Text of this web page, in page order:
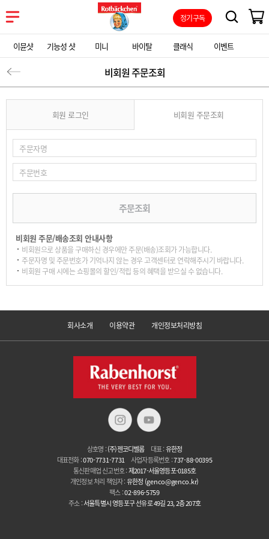
정기구독
이뮨샷 기능성 샷 미니 바이탈 클래식 이벤트
비회원 주문조회
회원 로그인 비회원 주문조회
비회원 주문/배송조회 안내사항
비회원으로 상품을 구매하신 경우에만 주문(배송)조회가 가능합니다.
주문자명 및 주문번호가 기억나지 않는 경우 고객센터로 연락해주시기 바랍니다.
비회원 구매 시에는 쇼핑몰의 할인/적립 등의 혜택을 받으실 수 없습니다.
회사소개 이용약관 개인정보처리방침
상호명 :(주)젠코디벨롭 대표 :유한정
대표전화 :070-7731-7731 사업자등록번호 :737-88-00395
통신판매업 신고번호 :제2017-서울영등포-0185호
개인정보 처리 책임자 :유한정 (genco@genco.kr)
팩스 :02-896-5759
주소 :서울특별시 영등포구 선유로 49길 23, 2층 207호